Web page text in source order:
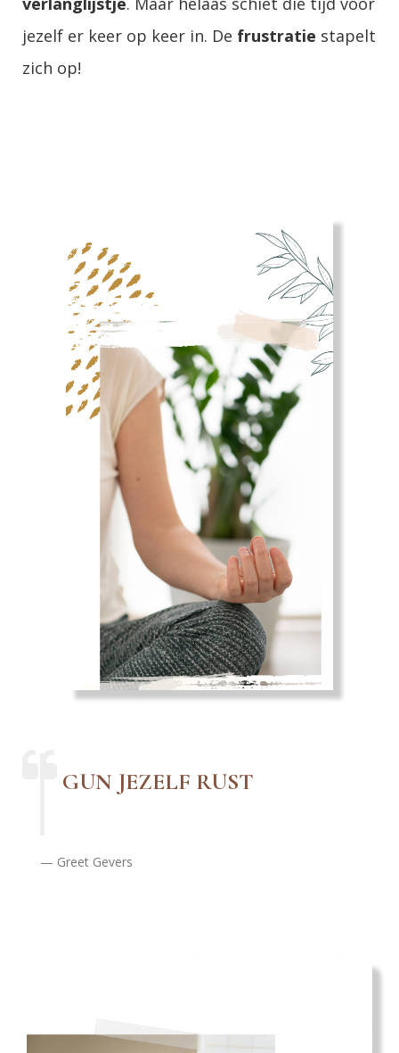
jezelf er keer op keer in. De frustratie stapelt
zich op!
GUN JEZELF RUST
Greet Gevers